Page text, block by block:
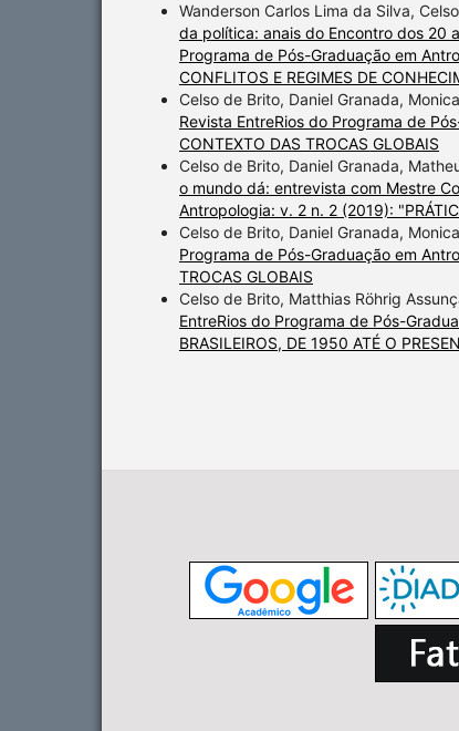
Wanderson Carlos Lima da Silva,
da política: anais do Encontro dos 20
Programa de Pós-Graduação em
CONFLITOS E REGIMES DE
Celso de Brito, Daniel Granada,
Revista EntreRios do Programa de
CONTEXTO DAS TROCAS GLOBAIS
Celso de Brito, Daniel Granada,
o mundo dá: entrevista com Mestre
Antropologia: v. 2 n. 2 (2019):
Celso de Brito, Daniel Granada,
Programa de Pós-Graduação em
TROCAS GLOBAIS
Celso de Brito, Matthias Röhrig
EntreRios do Programa de Pós-
BRASILEIROS, DE 1950 ATÉ O